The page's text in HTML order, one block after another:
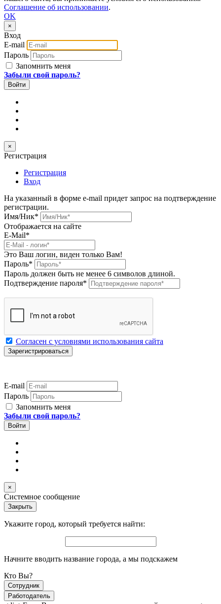
Соглашение об использовании.
OK
×
Вход
E-mail
Пароль
Запомнить меня
Забыли свой пароль?
×
Регистрация
Регистрация
Вход
На указанный в форме e-mail придет запрос на подтверждение
регистрации.
Имя/Ник*
Отображается на сайте
E-Mail*
Это Ваш логин, виден только Вам!
Пароль*
Пароль должен быть не менее 6 символов длиной.
Подтверждение пароля*
Согласен с условиями использования сайта
E-mail
Пароль
Запомнить меня
Забыли свой пароль?
×
Системное сообщение
Закрыть
Укажите город, который требуется найти:
Начните вводить название города, а мы подскажем
Кто Вы?
Сотрудник
Работодатель